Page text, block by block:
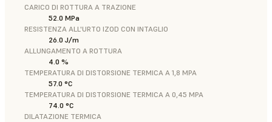
CARICO DI ROTTURA A TRAZIONE
52.0 MPa
RESISTENZA ALL'URTO IZOD CON INTAGLIO
26.0 J/m
ALLUNGAMENTO A ROTTURA
4.0 %
TEMPERATURA DI DISTORSIONE TERMICA A 1,8 MPA
57.0 °C
TEMPERATURA DI DISTORSIONE TERMICA A 0,45 MPA
74.0 °C
DILATAZIONE TERMICA